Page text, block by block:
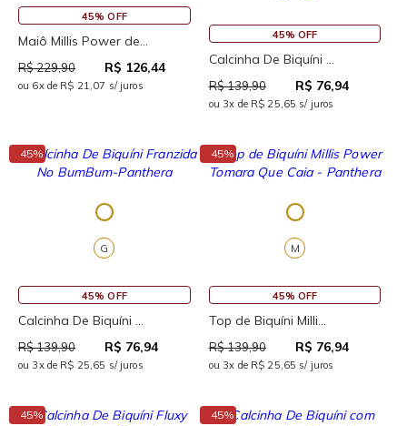
45% OFF
Maiô Millis Power de...
R$ 229,90 R$ 126,44
ou 6x de R$ 21,07 s/ juros
45% OFF
Calcinha De Biquíni ...
R$ 139,90 R$ 76,94
ou 3x de R$ 25,65 s/ juros
45%
G
45% OFF
Calcinha De Biquíni ...
R$ 139,90 R$ 76,94
ou 3x de R$ 25,65 s/ juros
45%
M
45% OFF
Top de Biquíni Milli...
R$ 139,90 R$ 76,94
ou 3x de R$ 25,65 s/ juros
45% 45%